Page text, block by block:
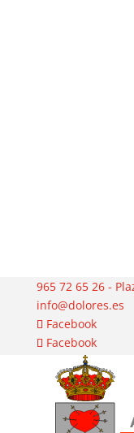
965 72 65 26 -
info@dolores.es
Facebook
Facebook